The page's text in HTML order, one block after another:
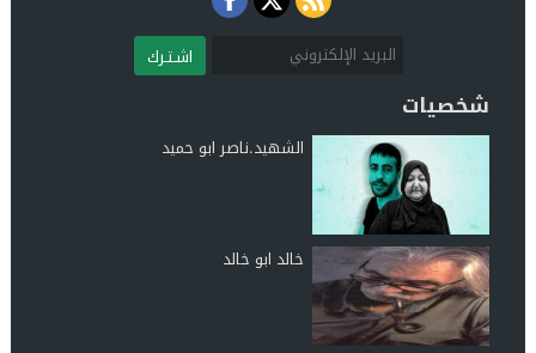
اشـتـرك
شخصيات
الشهيد.ناصر ابو حميد
خالد ابو خالد